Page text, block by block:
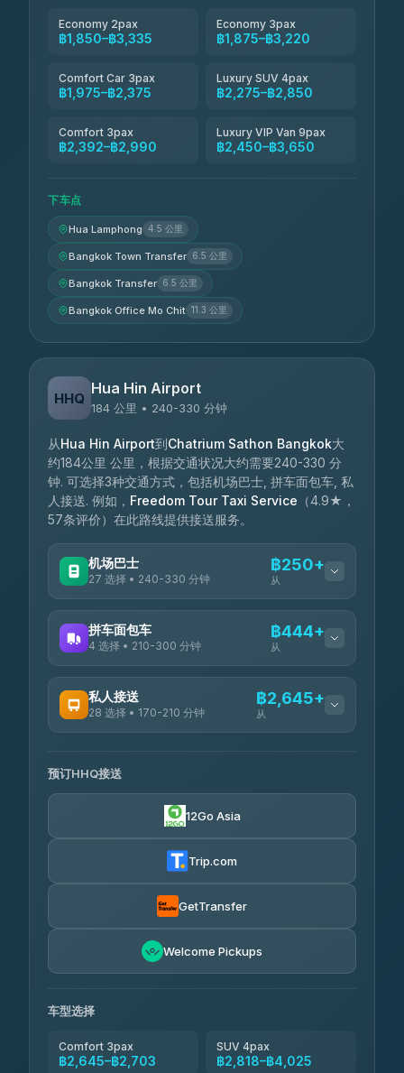
Economy 2pax
฿1,850–฿3,335
Economy 3pax
฿1,875–฿3,220
Comfort Car 3pax
฿1,975–฿2,375
Luxury SUV 4pax
฿2,275–฿2,850
Comfort 3pax
฿2,392–฿2,990
Luxury VIP Van 9pax
฿2,450–฿3,650
下车点
Hua Lamphong 4.5 公里
Bangkok Town Transfer 6.5 公里
Bangkok Transfer 6.5 公里
Bangkok Office Mo Chit 11.3 公里
HHQ
Hua Hin Airport
184 公里 • 240-330 分钟
从Hua Hin Airport到Chatrium Sathon Bangkok大
约184公里 公里，根据交通状况大约需要240-330 分
钟. 可选择3种交通方式，包括机场巴士, 拼车面包车, 私
人接送. 例如， Freedom Tour Taxi Service （4.9★，
57条评价）在此路线提供接送服务。
机场巴士
27 选择 • 240-330 分钟
฿250+
从
Nor Neane Transport
4.02
Roong Reuang Coach
4.54 (7,274) ฿425
Transport
4.18(778)
拼车面包车
4 选择 • 210-300 分钟
฿444+
从
TravelBusAsia
4.41 ฿444-฿480
私人接送
28 选择 • 170-210 分钟
฿2,645+
从
Freedom Tour Taxi Service
4.88(57)
฿2,875-฿4,025
Kim Transfers Thailand
预订HHQ接送
12Go Asia
Trip.com
GetTransfer
Welcome Pickups
车型选择
Comfort 3pax
฿2,645–฿2,703
SUV 4pax
฿2,818–฿4,025